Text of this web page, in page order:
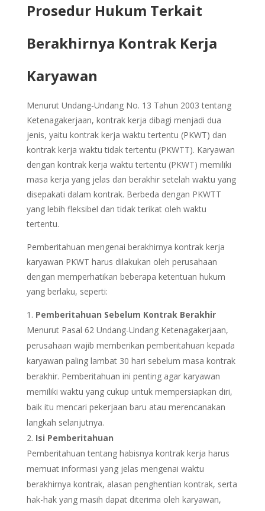
Prosedur Hukum Terkait
Berakhirnya Kontrak Kerja
Karyawan
Menurut Undang-Undang No. 13 Tahun 2003 tentang
Ketenagakerjaan, kontrak kerja dibagi menjadi dua
jenis, yaitu kontrak kerja waktu tertentu (PKWT) dan
kontrak kerja waktu tidak tertentu (PKWTT). Karyawan
dengan kontrak kerja waktu tertentu (PKWT) memiliki
masa kerja yang jelas dan berakhir setelah waktu yang
disepakati dalam kontrak. Berbeda dengan PKWTT
yang lebih fleksibel dan tidak terikat oleh waktu
tertentu.
Pemberitahuan mengenai berakhirnya kontrak kerja
karyawan PKWT harus dilakukan oleh perusahaan
dengan memperhatikan beberapa ketentuan hukum
yang berlaku, seperti:
Pemberitahuan Sebelum Kontrak Berakhir
Menurut Pasal 62 Undang-Undang Ketenagakerjaan,
perusahaan wajib memberikan pemberitahuan kepada
karyawan paling lambat 30 hari sebelum masa kontrak
berakhir. Pemberitahuan ini penting agar karyawan
memiliki waktu yang cukup untuk mempersiapkan diri,
baik itu mencari pekerjaan baru atau merencanakan
langkah selanjutnya.
Isi Pemberitahuan
Pemberitahuan tentang habisnya kontrak kerja harus
memuat informasi yang jelas mengenai waktu
berakhirnya kontrak, alasan penghentian kontrak, serta
hak-hak yang masih dapat diterima oleh karyawan,